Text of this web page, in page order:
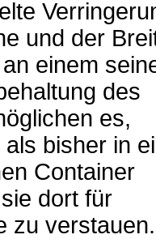
und der
einem
des
es,
bisher in
Container
dort für
zu verstauen.